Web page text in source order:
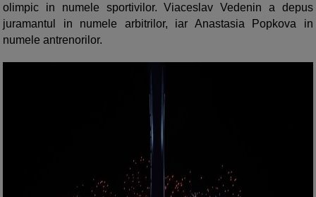
olimpic in numele sportivilor. Viaceslav Vedenin a depus
juramantul in numele arbitrilor, iar Anastasia Popkova in
numele antrenorilor.